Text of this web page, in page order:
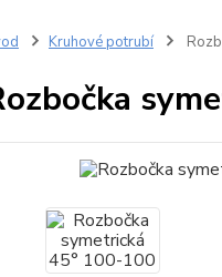
Kruhové potrubí